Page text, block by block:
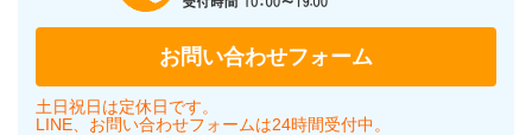
お問い合わせフォーム
土日祝日は定休日です。
LINE、お問い合わせフォームは24時間受付中。